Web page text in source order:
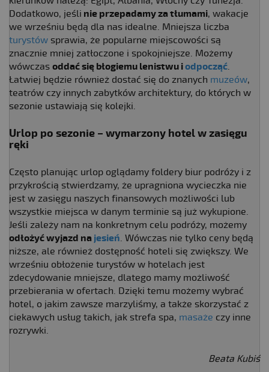
Dodatkowo, jeśli nie przepadamy za tłumami, wakacje
we wrześniu będą dla nas idealne. Mniejsza liczba
turystów sprawia, że popularne miejscowości są
znacznie mniej zatłoczone i spokojniejsze. Możemy
wówczas oddać się błogiemu lenistwu iodpocząć.
Łatwiej będzie również dostać się do znanych muzeów,
teatrów czy innych zabytków architektury, do których w
sezonie ustawiają się kolejki.
Urlop po sezonie – wymarzony hotel w zasięgu
ręki
Często planując urlop oglądamy foldery biur podróży i z
przykrością stwierdzamy, że upragniona wycieczka nie
jest w zasięgu naszych finansowych możliwości lub
wszystkie miejsca w danym terminie są już wykupione.
Jeśli zależy nam na konkretnym celu podróży, możemy
odłożyć wyjazd na jesień. Wówczas nie tylko ceny będą
niższe, ale również dostępność hoteli się zwiększy. We
wrześniu obłożenie turystów w hotelach jest
zdecydowanie mniejsze, dlatego mamy możliwość
przebierania w ofertach. Dzięki temu możemy wybrać
hotel, o jakim zawsze marzyliśmy, a także skorzystać z
ciekawych usług takich, jak strefa spa, masaże czy inne
rozrywki.
Beata Kubiś